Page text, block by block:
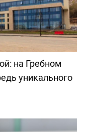
на Гребном
уникального